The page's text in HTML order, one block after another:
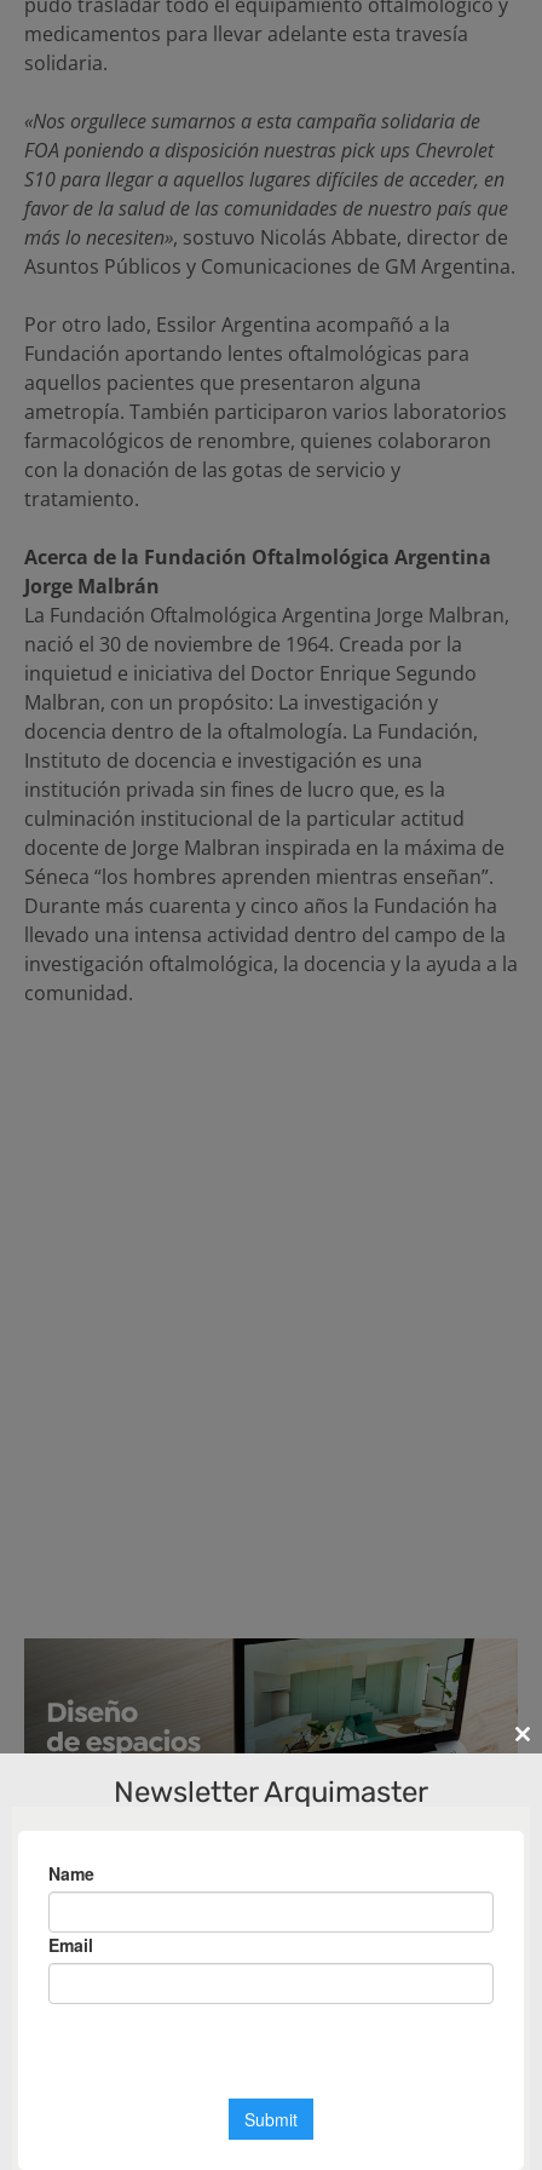
medicamentos para llevar adelante esta travesía
solidaria.
«Nos orgullece sumarnos a esta campaña solidaria de
FOA poniendo a disposición nuestras pick ups Chevrolet
S10 para llegar a aquellos lugares difíciles de acceder, en
favor de la salud de las comunidades de nuestro país que
más lo necesiten», sostuvo Nicolás Abbate, director de
Asuntos Públicos y Comunicaciones de GM Argentina.
Por otro lado, Essilor Argentina acompañó a la
Fundación aportando lentes oftalmológicas para
aquellos pacientes que presentaron alguna
ametropía. También participaron varios laboratorios
farmacológicos de renombre, quienes colaboraron
con la donación de las gotas de servicio y
tratamiento.
Acerca de la Fundación Oftalmológica Argentina
Jorge Malbrán
La Fundación Oftalmológica Argentina Jorge Malbran,
nació el 30 de noviembre de 1964. Creada por la
inquietud e iniciativa del Doctor Enrique Segundo
Malbran, con un propósito: La investigación y
docencia dentro de la oftalmología. La Fundación,
Instituto de docencia e investigación es una
institución privada sin fines de lucro que, es la
culminación institucional de la particular actitud
docente de Jorge Malbran inspirada en la máxima de
Séneca “los hombres aprenden mientras enseñan”.
Durante más cuarenta y cinco años la Fundación ha
llevado una intensa actividad dentro del campo de la
investigación oftalmológica, la docencia y la ayuda a la
comunidad.
Newsletter Arquimaster